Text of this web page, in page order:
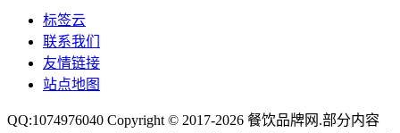
标签云
联系我们
友情链接
站点地图
QQ:1074976040 Copyright © 2017-2026 餐饮品牌网 .部分内容